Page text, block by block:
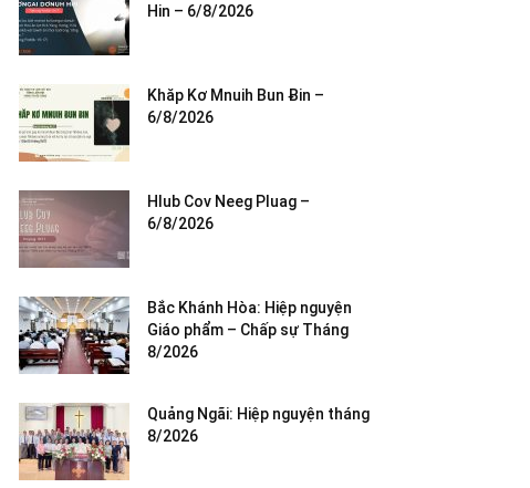
Hin – 6/8/2026
Khăp Kơ Mnuih Bun Ƀin –
6/8/2026
Hlub Cov Neeg Pluag –
6/8/2026
Bắc Khánh Hòa: Hiệp nguyện
Giáo phẩm – Chấp sự Tháng
8/2026
Quảng Ngãi: Hiệp nguyện tháng
8/2026